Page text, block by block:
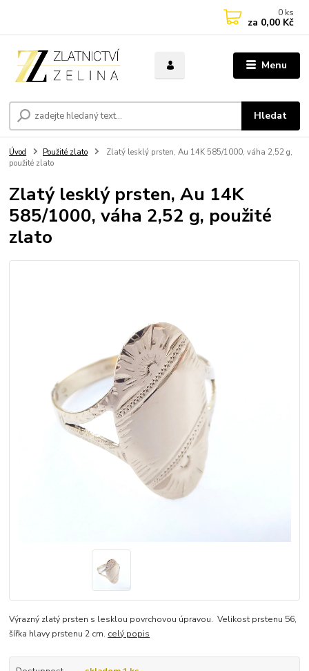
Menu
Hledat
0 ks
za 0,00 Kč
Úvod Použité zlato
Zlatý lesklý prsten, Au 14K 585/1000, váha 2,52 g,
použité zlato
Zlatý lesklý prsten, Au 14K
585/1000, váha 2,52 g, použité
zlato
Výrazný zlatý prsten s lesklou povrchovou úpravou. Velikost prstenu 56,
šířka hlavy prstenu 2 cm. celý popis